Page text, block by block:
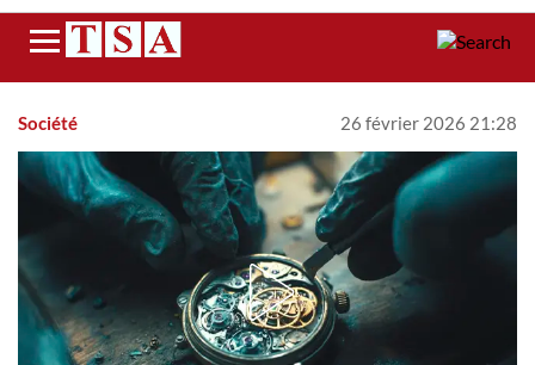
Menu
Société 26 février 2026 21:28